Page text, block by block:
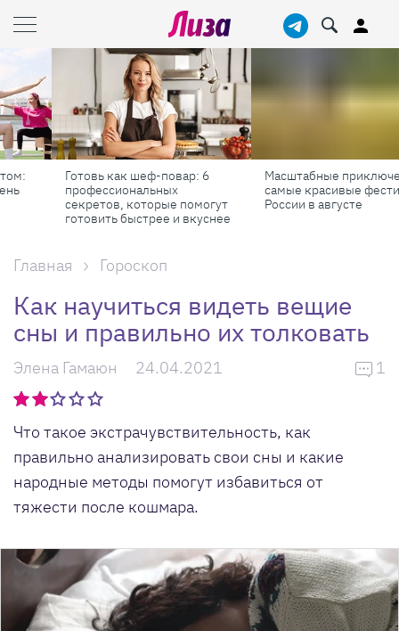
Готовь как шеф-повар: 6
профессиональных
секретов, которые помогут
готовить быстрее и вкуснее
Масштабные приключения:
самые красивые фестивали
России в августе
Главная Гороскоп
Как научиться видеть вещие
сны и правильно их толковать
Элена Гамаюн 24.04.2021 1
Что такое экстрачувствительность, как
правильно анализировать свои сны и какие
народные методы помогут избавиться от
тяжести после кошмара.